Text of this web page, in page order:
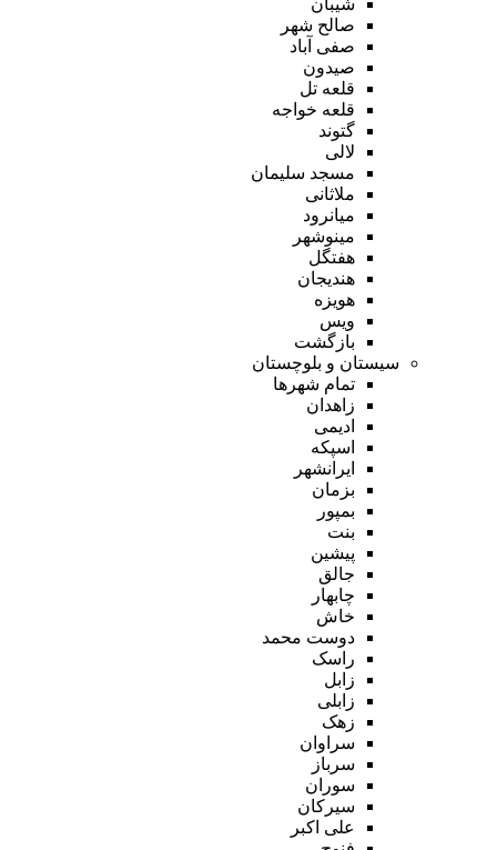
صالح شهر
صفی آباد
صیدون
قلعه تل
قلعه خواجه
گتوند
لالی
مسجد سلیمان
ملاثانی
میانرود
مینوشهر
هفتگل
هندیجان
هویزه
ویس
بازگشت
سیستان و بلوچستان
تمام شهر‌ها
زاهدان
ادیمی
اسپکه
ایرانشهر
بزمان
بمپور
بنت
پیشین
جالق
چابهار
خاش
دوست محمد
راسک
زابل
زابلی
زهک
سراوان
سرباز
سوران
سیرکان
علی اکبر